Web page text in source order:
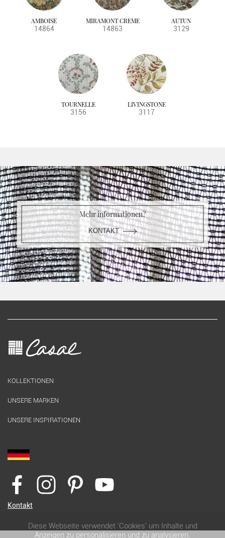
AMBOISE
14864
MIRAMONT CREME
14863
AUTUN
3129
TOURNELLE
3156
LIVINGSTONE
3117
Mehr informationen?
KONTAKT
KOLLEKTIONEN
UNSERE MARKEN
UNSERE INSPIRATIONEN
Kontakt
Diese Webseite verwendet 'Cookies' um Inhalte und
Anzeigen zu personalisieren und zu analysieren.